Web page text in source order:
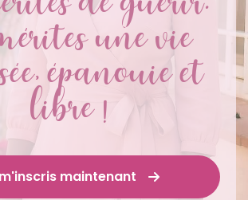
une vie
épanouie et
libre !
maintenant